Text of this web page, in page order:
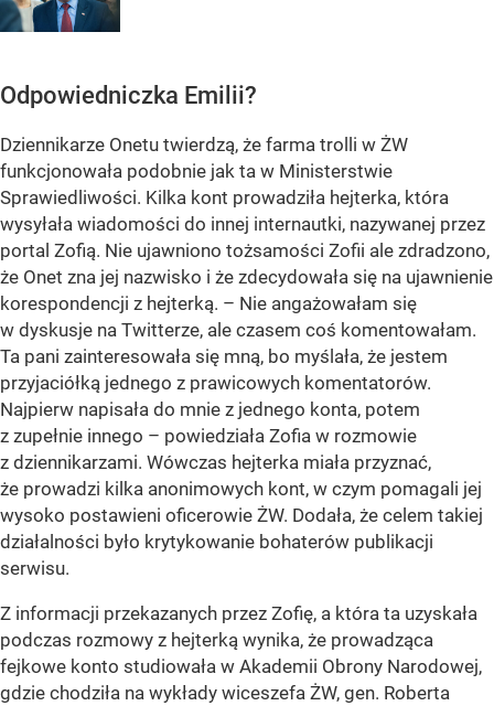
Odpowiedniczka Emilii?
Dziennikarze Onetu twierdzą, że farma trolli w ŻW
funkcjonowała podobnie jak ta w Ministerstwie
Sprawiedliwości. Kilka kont prowadziła hejterka, która
wysyłała wiadomości do innej internautki, nazywanej przez
portal Zofią. Nie ujawniono tożsamości Zofii ale zdradzono,
że Onet zna jej nazwisko i że zdecydowała się na ujawnienie
korespondencji z hejterką. – Nie angażowałam się
w dyskusje na Twitterze, ale czasem coś komentowałam.
Ta pani zainteresowała się mną, bo myślała, że jestem
przyjaciółką jednego z prawicowych komentatorów.
Najpierw napisała do mnie z jednego konta, potem
z zupełnie innego – powiedziała Zofia w rozmowie
z dziennikarzami. Wówczas hejterka miała przyznać,
że prowadzi kilka anonimowych kont, w czym pomagali jej
wysoko postawieni oficerowie ŻW. Dodała, że celem takiej
działalności było krytykowanie bohaterów publikacji
serwisu.
Z informacji przekazanych przez Zofię, a która ta uzyskała
podczas rozmowy z hejterką wynika, że prowadząca
fejkowe konto studiowała w Akademii Obrony Narodowej,
gdzie chodziła na wykłady wiceszefa ŻW, gen. Roberta